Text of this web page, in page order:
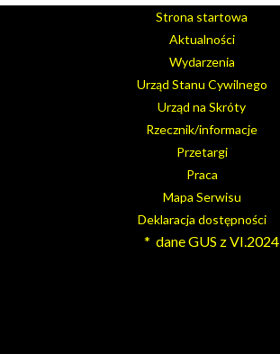
Strona startowa
Aktualności
Wydarzenia
Urząd Stanu Cywilnego
Urząd na Skróty
Rzecznik/informacje
Przetargi
Praca
Mapa Serwisu
Deklaracja dostępności
* dane GUS z VI.2024